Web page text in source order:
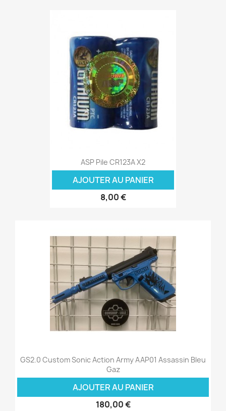
ASP Pile CR123A X2
AJOUTER AU PANIER
8,00 €
GS2.0 Custom Sonic Action Army AAP01 Assassin Bleu
Gaz
AJOUTER AU PANIER
180,00 €